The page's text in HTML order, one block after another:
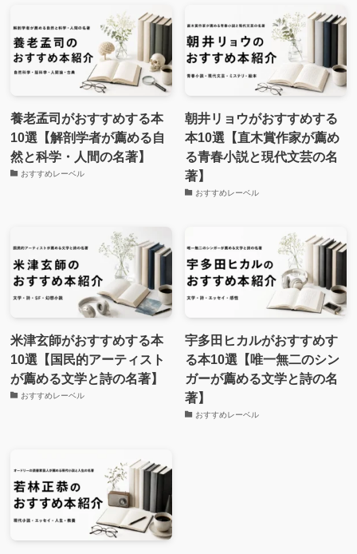
養老孟司がおすすめする本
10選【解剖学者が薦める自
然と科学・人間の名著】
おすすめレーベル
朝井リョウがおすすめする
本10選【直木賞作家が薦め
る青春小説と現代文芸の名
著】
おすすめレーベル
米津玄師がおすすめする本
10選【国民的アーティスト
が薦める文学と詩の名著】
おすすめレーベル
宇多田ヒカルがおすすめす
る本10選【唯一無二のシン
ガーが薦める文学と詩の名
著】
おすすめレーベル